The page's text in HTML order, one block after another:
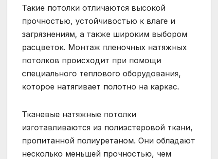
Такие потолки отличаются высокой
прочностью, устойчивостью к влаге и
загрязнениям, а также широким выбором
расцветок. Монтаж пленочных натяжных
потолков происходит при помощи
специального теплового оборудования,
которое натягивает полотно на каркас.
Тканевые натяжные потолки
изготавливаются из полиэстеровой ткани,
пропитанной полиуретаном. Они обладают
несколько меньшей прочностью, чем